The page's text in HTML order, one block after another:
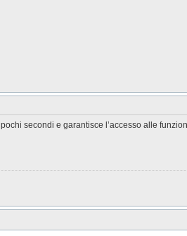
secondi e garantisce l’accesso alle